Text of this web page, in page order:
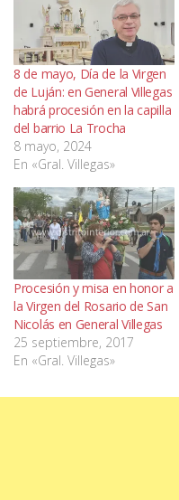
8 de mayo, Día de la Virgen
de Luján: en General Villegas
habrá procesión en la capilla
del barrio La Trocha
8 mayo, 2024
En «Gral. Villegas»
Procesión y misa en honor a
la Virgen del Rosario de San
Nicolás en General Villegas
25 septiembre, 2017
En «Gral. Villegas»